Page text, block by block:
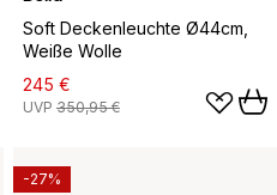
Soft Deckenleuchte Ø44cm,
Weiße Wolle
245 €
UVP 350,95 €
-27%